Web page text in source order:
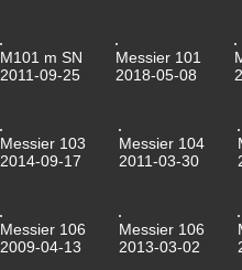
M101 m SN
2011-09-25
Messier 101
2018-05-08
Messier 103
2014-09-17
Messier 104
2011-03-30
Messier 106
2009-04-13
Messier 106
2013-03-02